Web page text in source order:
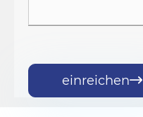
einreichen